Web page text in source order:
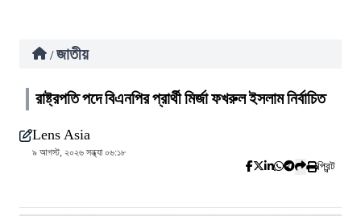
/ জাতীয়
রাষ্ট্রপতি পদে বিএনপির প্রার্থী মির্জা ফখরুল ইসলাম নির্বাচিত
Lens Asia
৯ আগস্ট, ২০২৬ সন্ধ্যা ০৬:১৮
প্রিন্ট